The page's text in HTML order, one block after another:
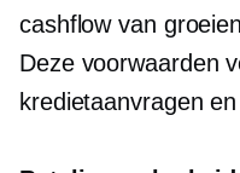
cashflow van
Deze voorwaarden
kredietaanvragen